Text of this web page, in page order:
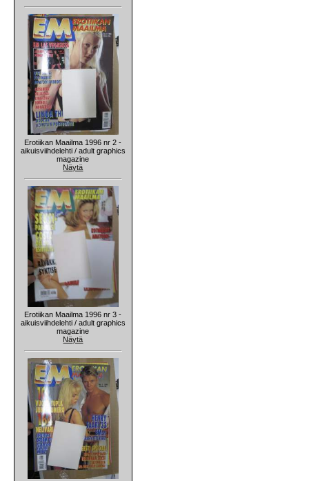
Erotiikan Maailma 1996 nr 2 -
aikuisviihdelehti / adult graphics
magazine
Näytä
Erotiikan Maailma 1996 nr 3 -
aikuisviihdelehti / adult graphics
magazine
Näytä